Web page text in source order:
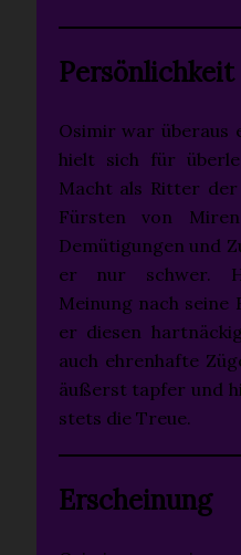
Persönlichkeit
Osimir war überaus
hielt sich für
Macht als Ritter
Fürsten von
Demütigungen und
er nur schwer.
Meinung nach
er diesen
auch ehrenhafte
äußerst tapfer und
stets die Treue.
Erscheinung